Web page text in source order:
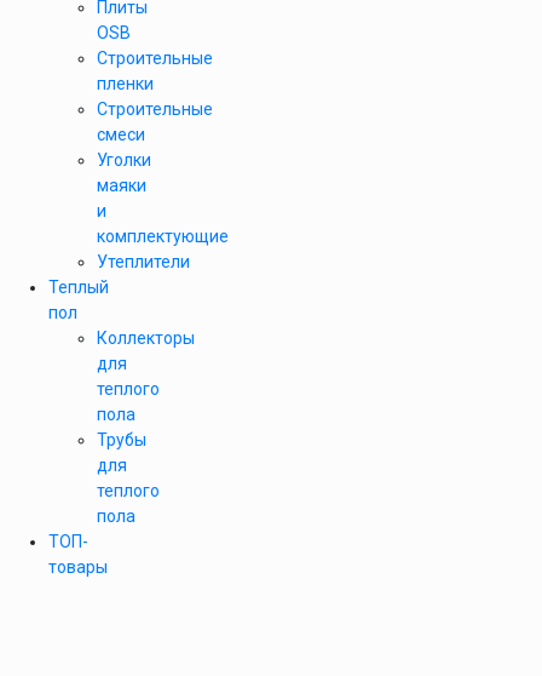
Плиты
OSB
Строительные
пленки
Строительные
смеси
Уголки
маяки
и
комплектующие
Утеплители
Теплый
пол
Коллекторы
для
теплого
пола
Трубы
для
теплого
пола
ТОП-
товары